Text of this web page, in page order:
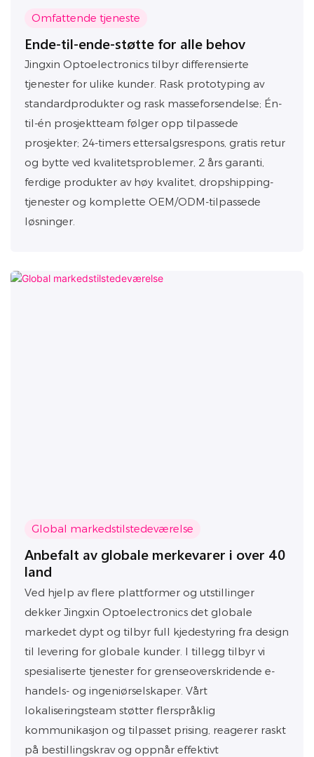
Omfattende tjeneste
Ende-til-ende-støtte for alle behov
Jingxin Optoelectronics tilbyr differensierte
tjenester for ulike kunder. Rask prototyping av
standardprodukter og rask masseforsendelse; Én-
til-én prosjektteam følger opp tilpassede
prosjekter; 24-timers ettersalgsrespons, gratis retur
og bytte ved kvalitetsproblemer, 2 års garanti,
ferdige produkter av høy kvalitet, dropshipping-
tjenester og komplette OEM/ODM-tilpassede
løsninger.
Global markedstilstedeværelse
Anbefalt av globale merkevarer i over 40
land
Ved hjelp av flere plattformer og utstillinger
dekker Jingxin Optoelectronics det globale
markedet dypt og tilbyr full kjedestyring fra design
til levering for globale kunder. I tillegg tilbyr vi
spesialiserte tjenester for grenseoverskridende e-
handels- og ingeniørselskaper. Vårt
lokaliseringsteam støtter flerspråklig
kommunikasjon og tilpasset prising, reagerer raskt
på bestillingskrav og oppnår effektivt